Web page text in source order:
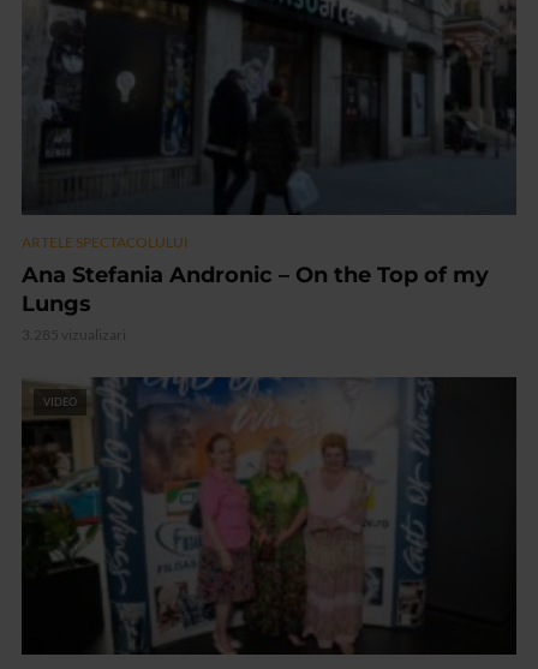
ARTELE SPECTACOLULUI
Ana Stefania Andronic – On the Top of my
Lungs
3.285 vizualizari
VIDEO